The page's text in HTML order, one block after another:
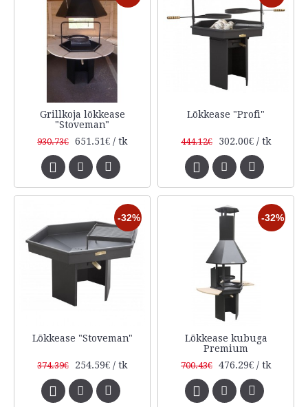
Grillkoja lõkkease
"Stoveman"
930.73€ 651.51€ / tk
Lõkkease "Profi"
444.12€ 302.00€ / tk
-32%
Lõkkease "Stoveman"
374.39€ 254.59€ / tk
-32%
Lõkkease kubuga
Premium
700.43€ 476.29€ / tk